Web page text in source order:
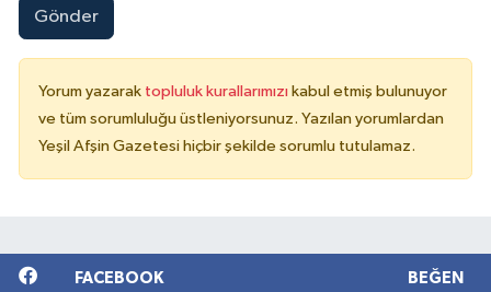
Gönder
Yorum yazarak topluluk kurallarımızı kabul etmiş bulunuyor
ve tüm sorumluluğu üstleniyorsunuz. Yazılan yorumlardan
Yeşil Afşin Gazetesi hiçbir şekilde sorumlu tutulamaz.
FACEBOOK BEĞEN